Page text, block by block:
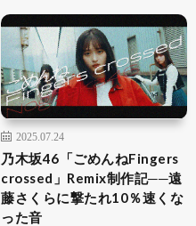
2025.07.24
乃木坂46「ごめんねFingers
crossed」Remix制作記──遠
藤さくらに撃たれ10％速くな
った音